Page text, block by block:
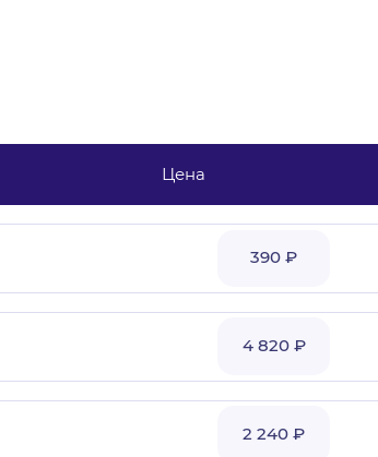
Цена
390 ₽
4 820 ₽
2 240 ₽